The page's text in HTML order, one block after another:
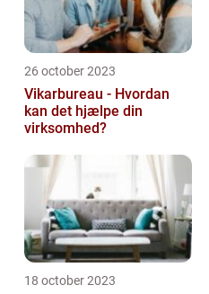
26 october 2023
Vikarbureau - Hvordan
kan det hjælpe din
virksomhed?
18 october 2023